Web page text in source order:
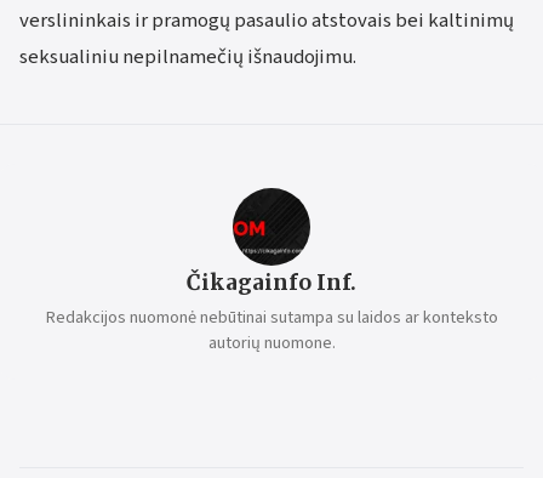
verslininkais ir pramogų pasaulio atstovais bei kaltinimų
seksualiniu nepilnamečių išnaudojimu.
Čikagainfo Inf.
Redakcijos nuomonė nebūtinai sutampa su laidos ar konteksto
autorių nuomone.